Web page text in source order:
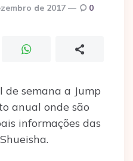
de 2017 0
semana a Jump
anual onde são
informações das